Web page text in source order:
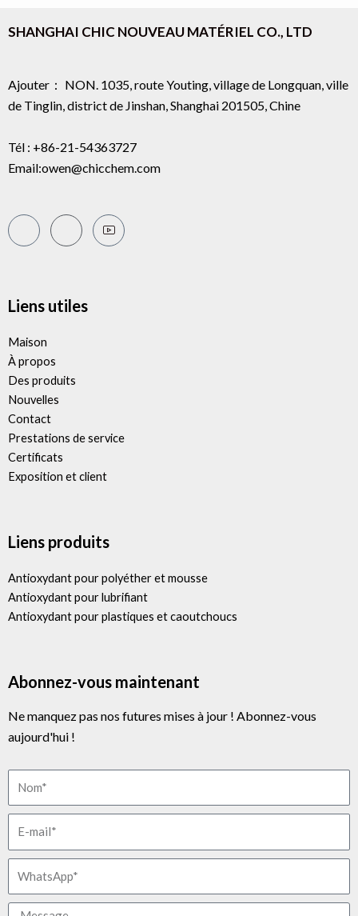
SHANGHAI CHIC NOUVEAU MATÉRIEL CO., LTD
Ajouter： NON. 1035, route Youting, village de Longquan, ville
de Tinglin, district de Jinshan, Shanghai 201505, Chine
Tél : +86-21-54363727
Email:owen@chicchem.com
Liens utiles
Maison
À propos
Des produits
Nouvelles
Contact
Prestations de service
Certificats
Exposition et client
Liens produits
Antioxydant pour polyéther et mousse
Antioxydant pour lubrifiant
Antioxydant pour plastiques et caoutchoucs
Abonnez-vous maintenant
Ne manquez pas nos futures mises à jour ! Abonnez-vous
aujourd'hui !
Message